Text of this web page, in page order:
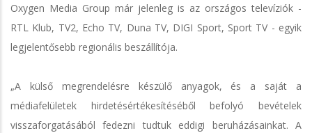
Oxygen Media Group már jelenleg is az országos televíziók -
RTL Klub, TV2, Echo TV, Duna TV, DIGI Sport, Sport TV - egyik
legjelentősebb regionális beszállítója.
„A külső megrendelésre készülő anyagok, és a saját a
médiafelületek hirdetésértékesítéséből befolyó bevételek
visszaforgatásából fedezni tudtuk eddigi beruházásainkat. A